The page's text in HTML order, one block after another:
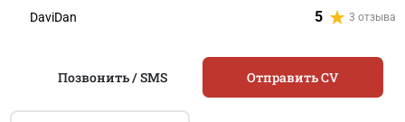
DaviDan 5 3 отзыва
Позвонить / SMS Отправить CV